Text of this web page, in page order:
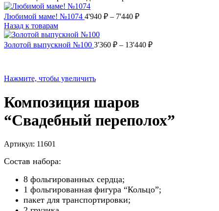
Любимой маме! №1074 4'940 ₽ – 7'440 ₽
Назад к товарам
Золотой выпускной №100 3'360 ₽ – 13'440 ₽
Нажмите, чтобы увеличить
Композиция шаров
“Свадебный переполох”
Артикул: 11601
Состав набора:
8 фольгированных сердца;
1 фольгированная фигура “Кольцо”;
пакет для транспортировки;